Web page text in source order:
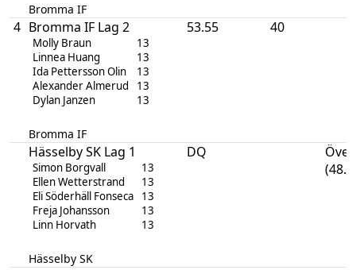
Bromma IF
4 Bromma IF Lag 2
Molly Braun
13
Linnea Huang
13
Ida Pettersson Olin
13
Alexander Almerud
13
Dylan Janzen
13
Bromma IF
53.55 40
Hässelby SK Lag 1
Simon Borgvall
13
Ellen Wetterstrand
13
Eli Söderhäll Fonseca
13
Freja Johansson
13
Linn Horvath
13
Hässelby SK
DQ